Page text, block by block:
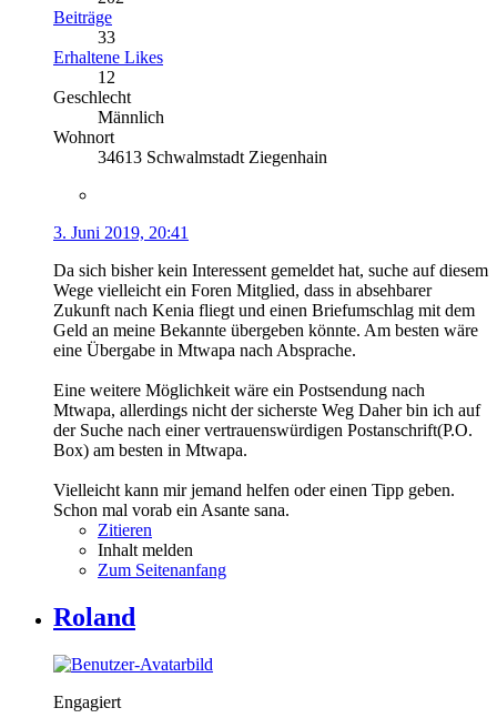
Beiträge
33
Erhaltene Likes
12
Geschlecht
Männlich
Wohnort
34613 Schwalmstadt Ziegenhain
3. Juni 2019, 20:41
Da sich bisher kein Interessent gemeldet hat, suche auf diesem
Wege vielleicht ein Foren Mitglied, dass in absehbarer
Zukunft nach Kenia fliegt und einen Briefumschlag mit dem
Geld an meine Bekannte übergeben könnte. Am besten wäre
eine Übergabe in Mtwapa nach Absprache.
Eine weitere Möglichkeit wäre ein Postsendung nach
Mtwapa, allerdings nicht der sicherste Weg Daher bin ich auf
der Suche nach einer vertrauenswürdigen Postanschrift(P.O.
Box) am besten in Mtwapa.
Vielleicht kann mir jemand helfen oder einen Tipp geben.
Schon mal vorab ein Asante sana.
Zitieren
Inhalt melden
Zum Seitenanfang
Roland
Engagiert